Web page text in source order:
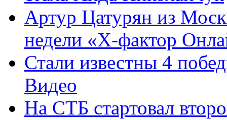
Артур Цатурян из
недели «Х-фактор
Стали известны 4
Видео
На СТБ стартовал